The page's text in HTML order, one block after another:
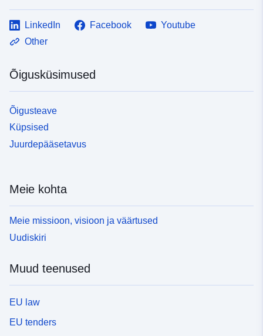
LinkedIn Facebook
Youtube
Other
Õigusküsimused
Õigusteave
Küpsised
Juurdepääsetavus
Meie kohta
Meie missioon, visioon ja väärtused
Uudiskiri
Muud teenused
EU law
EU tenders